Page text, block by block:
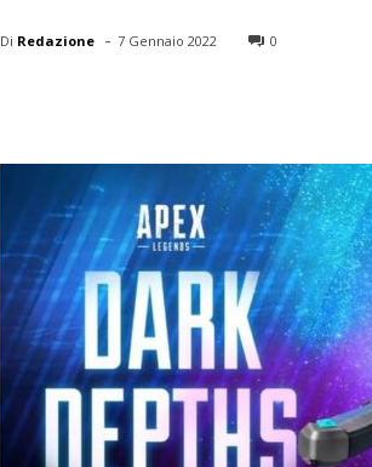
Di Redazione - 7 Gennaio 2022 0